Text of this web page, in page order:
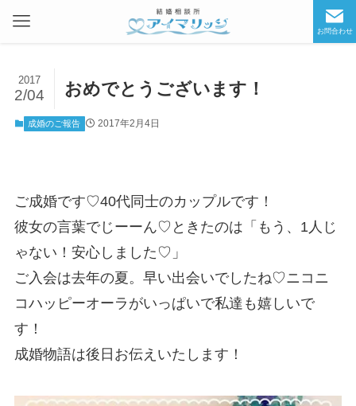
お問合わせ
おめでとうございます！
2017
2/04
成婚のご報告 2017年2月4日
ご成婚です♡40代同士のカップルです！
彼女の言葉でじーーん♡ときたのは「もう、1人じ
ゃない！安心しました♡」
ご入会は去年の夏。早い出会いでしたね♡ニコニ
コハッピーオーラがいっぱいで私達も嬉しいで
す！
成婚物語は後日お伝えいたします！